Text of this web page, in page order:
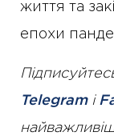
життя та
епохи
Telegramі